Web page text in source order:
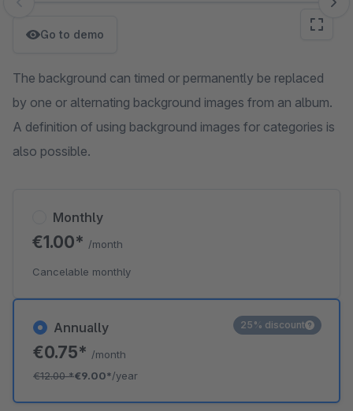
Skip image gallery
Go to demo
The background can timed or permanently be replaced
by one or alternating background images from an album.
A definition of using background images for categories is
also possible.
Annually
€0.75* /month
€12.00*€9.00*/year
25% discount
Monthly
€1.00* /month
Cancelable monthly